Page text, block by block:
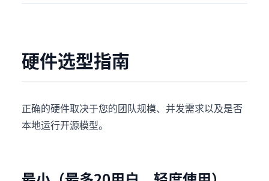
硬件选型指南
正确的硬件取决于您的团队规模、并发需求以及是否
本地运行开源模型。